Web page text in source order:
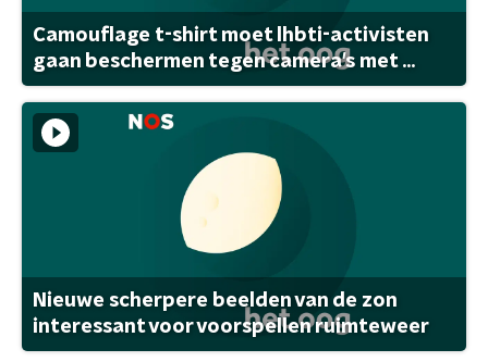
Camouflage t-shirt moet lhbti-activisten
gaan beschermen tegen camera's met ...
Nieuwe scherpere beelden van de zon
interessant voor voorspellen ruimteweer